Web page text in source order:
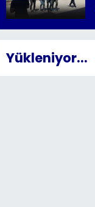
Yükleniyor...